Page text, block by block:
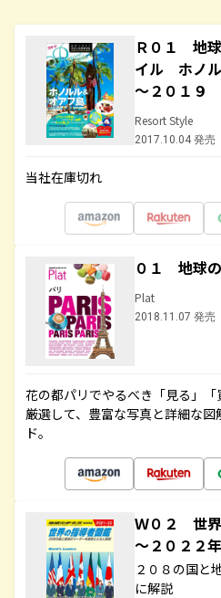
Ｒ０１ 地
イル ホノ
～２０１９
Resort Style
2017.10.04 発売
当社在庫切れ
０１ 地球
Plat
2018.11.07 発売
花の都パリでやるべき「見る」
厳選して、豊富な写真と詳細な
ド。
Ｗ０２ 世
～２０２２
２０８の国と
に解説